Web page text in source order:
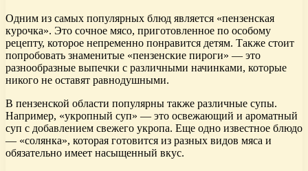
Одним из самых популярных блюд является «пензенская
курочка». Это сочное мясо, приготовленное по особому
рецепту, которое непременно понравится детям. Также стоит
попробовать знаменитые «пензенские пироги» — это
разнообразные выпечки с различными начинками, которые
никого не оставят равнодушными.
В пензенской области популярны также различные супы.
Например, «укропный суп» — это освежающий и ароматный
суп с добавлением свежего укропа. Еще одно известное блюдо
— «солянка», которая готовится из разных видов мяса и
обязательно имеет насыщенный вкус.